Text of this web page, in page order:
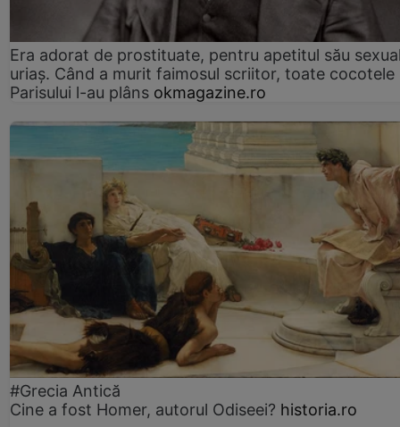
Era adorat de prostituate, pentru apetitul său
uriaș. Când a murit faimosul scriitor, toate cocotele
Parisului l-au plâns okmagazine.ro
#Grecia Antică
Cine a fost Homer, autorul Odiseei? historia.ro